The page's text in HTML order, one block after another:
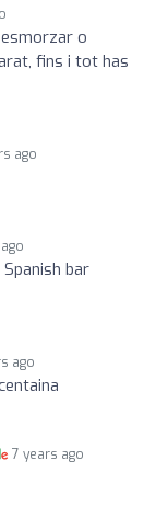
o
fins i tot has
ago
bar
ago
7 years ago